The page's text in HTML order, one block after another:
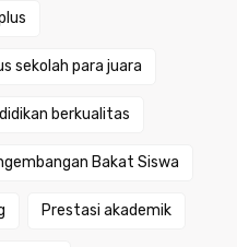
sekolah para juara
berkualitas
Bakat Siswa
Prestasi akademik